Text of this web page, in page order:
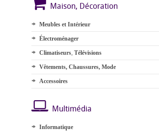
Maison, Décoration
Meubles et Intérieur
Électroménager
Climatiseurs, Télévisions
Vêtements, Chaussures, Mode
Accessoires
Multimédia
Informatique